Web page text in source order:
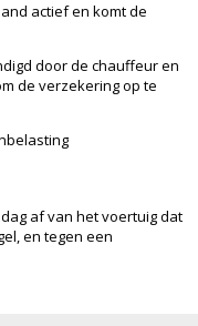
actief en komt de
door de chauffeur en
de verzekering op te
af van het voertuig dat
en tegen een